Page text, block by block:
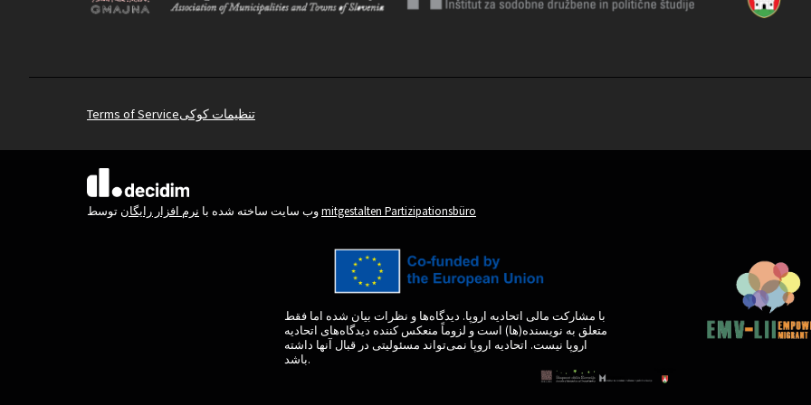
Terms of Serviceتنظیمات کوکی
(لینک خارجی) وب سایت ساخته شده با نرم افزار رایگان mitgestalten Partizipationsbüro
با مشارکت مالی اتحادیه اروپا. دیدگاه‌ها و نظرات بیان شده اما فقط
متعلق به نویسنده(ها) است و لزوماً منعکس کننده دیدگاه‌های اتحادیه
اروپا نیست. اتحادیه اروپا نمی‌تواند مسئولیتی در قبال آنها داشته
باشد.